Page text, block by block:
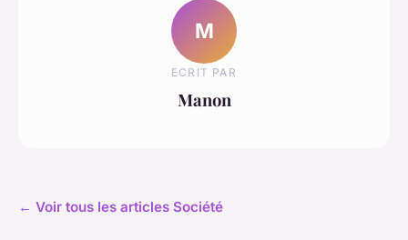
M
ECRIT PAR
Manon
← Voir tous les articles Société